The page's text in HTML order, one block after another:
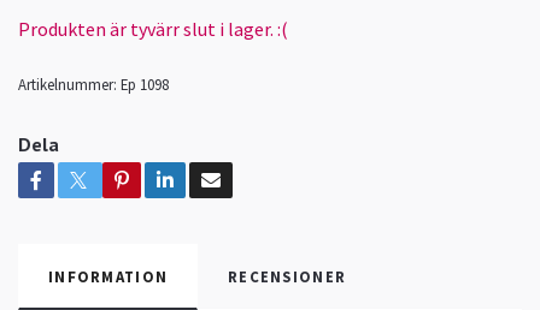
Produkten är tyvärr slut i lager. :(
Artikelnummer: Ep 1098
Dela
INFORMATION RECENSIONER